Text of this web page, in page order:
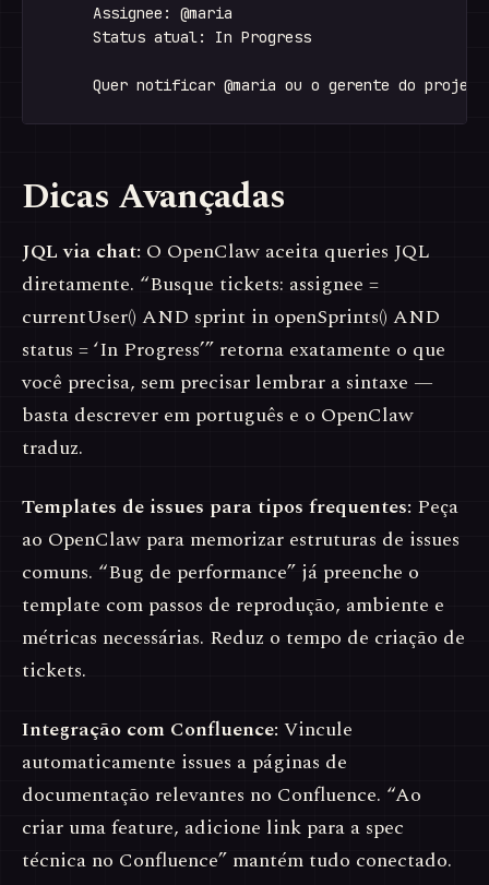
     Assignee: @maria
     Status atual: In Progress
Dicas Avançadas
JQL via chat: O OpenClaw aceita queries JQL
diretamente. “Busque tickets: assignee =
currentUser() AND sprint in openSprints() AND
status = ‘In Progress’” retorna exatamente o que
você precisa, sem precisar lembrar a sintaxe —
basta descrever em português e o OpenClaw
traduz.
Templates de issues para tipos frequentes: Peça
ao OpenClaw para memorizar estruturas de issues
comuns. “Bug de performance” já preenche o
template com passos de reprodução, ambiente e
métricas necessárias. Reduz o tempo de criação de
tickets.
Integração com Confluence: Vincule
automaticamente issues a páginas de
documentação relevantes no Confluence. “Ao
criar uma feature, adicione link para a spec
técnica no Confluence” mantém tudo conectado.